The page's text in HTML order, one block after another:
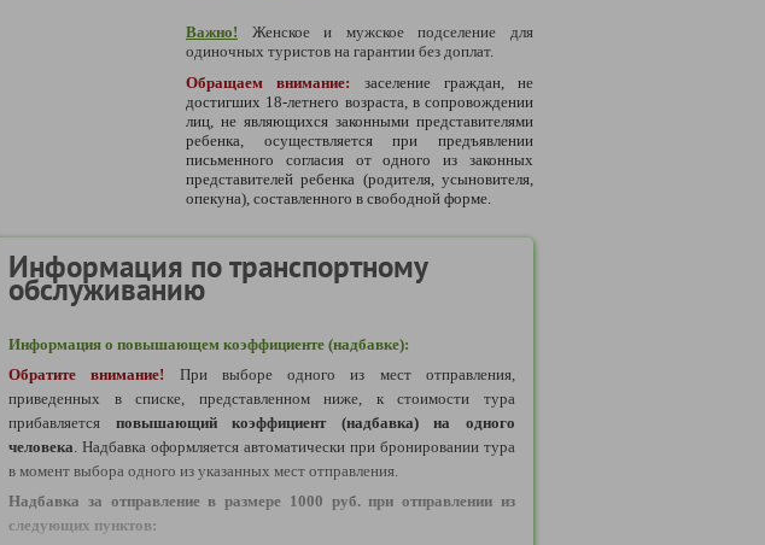
Важно!
Женское и мужское подселение для
одиночных туристов на гарантии без доплат.
Обращаем внимание:
заселение граждан, не
достигших 18-летнего возраста, в сопровождении
лиц, не являющихся законными представителями
ребенка, осуществляется при предъявлении
письменного согласия от одного из законных
представителей ребенка (родителя, усыновителя,
опекуна), составленного в свободной форме.
Информация по транспортному
обслуживанию
Информация о повышающем коэффициенте (надбавке):
Обратите внимание!
При выборе одного из мест отправления,
приведенных в списке, представленном ниже, к стоимости тура
прибавляется повышающий коэффициент (надбавка) на одного
человека . Надбавка оформляется автоматически при бронировании тура
в момент выбора одного из указанных мест отправления.
Надбавка за отправление в размере 1000 руб. при отправлении из
следующих пунктов: